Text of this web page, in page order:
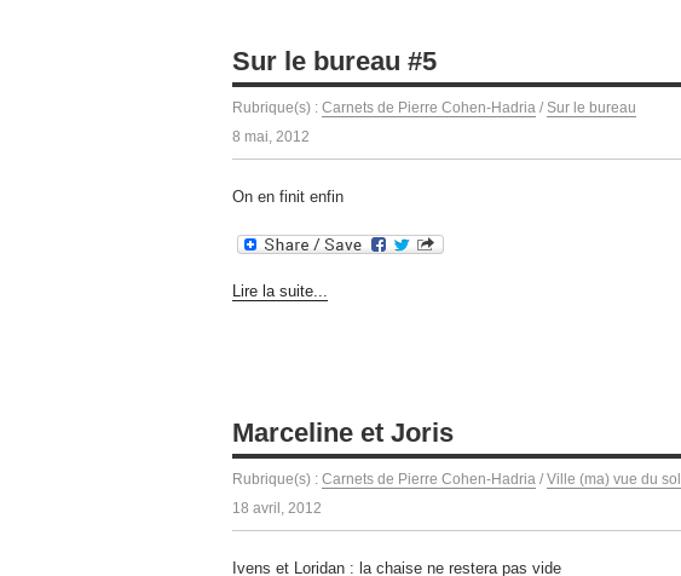
Sur le bureau #5
Rubrique(s) : Carnets de Pierre Cohen-Hadria / Sur le bureau
8 mai, 2012
On en finit enfin
Lire la suite...
Marceline et Joris
Rubrique(s) : Carnets de Pierre Cohen-Hadria / Ville (ma) vue du sol
18 avril, 2012
Ivens et Loridan : la chaise ne restera pas vide